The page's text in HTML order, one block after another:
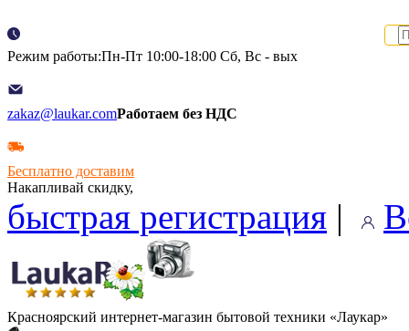
Режим работы:Пн-Пт 10:00-18:00 Сб, Вс - вых
zakaz@laukar.comРаботаем без НДС
Бесплатно доставим
Накапливай скидку,
быстрая регистрация |
Красноярский интернет-магазин бытовой техники «Лаукар»